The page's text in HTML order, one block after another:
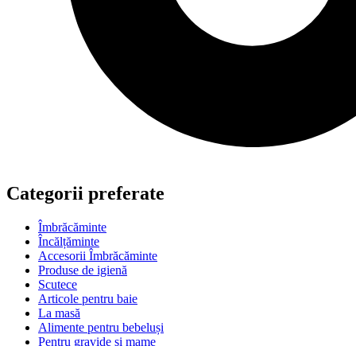
Categorii preferate
Îmbrăcăminte
Încălțăminte
Accesorii Îmbrăcăminte
Produse de igienă
Scutece
Articole pentru baie
La masă
Alimente pentru bebeluși
Pentru gravide si mame